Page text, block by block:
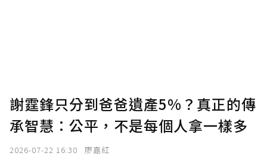
謝霆鋒只分到爸爸遺產5%？真正的傳
承智慧：公平，不是每個人拿一樣多
2026-07-22 16:30 廖嘉紅